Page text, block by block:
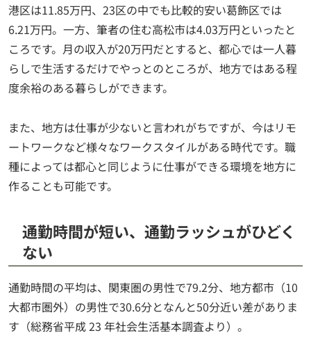
港区は11.85万円、23区の中でも比較的安い葛飾区では
6.21万円。一方、筆者の住む高松市は4.03万円といったと
ころです。月の収入が20万円だとすると、都心では一人暮
らしで生活するだけでやっとのところが、地方ではある程
度余裕のある暮らしができます。
また、地方は仕事が少ないと言われがちですが、今はリモ
ートワークなど様々なワークスタイルがある時代です。職
種によっては都心と同じように仕事ができる環境を地方に
作ることも可能です。
通勤時間が短い、通勤ラッシュがひどく
ない
通勤時間の平均は、関東圏の男性で79.2分、地方都市（10
大都市圏外）の男性で30.6分となんと50分近い差がありま
す（総務省平成 23 年社会生活基本調査より）。